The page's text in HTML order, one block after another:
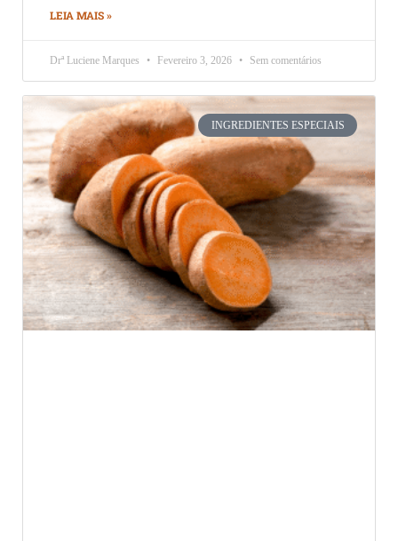
LEIA MAIS »
Drª Luciene Marques Fevereiro 3, 2026 Sem comentários
INGREDIENTES ESPECIAIS